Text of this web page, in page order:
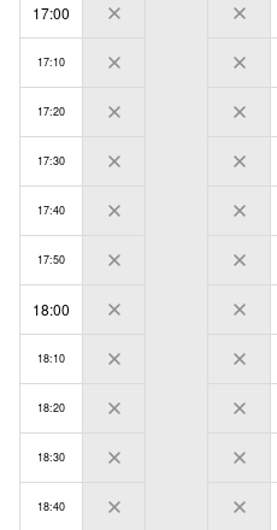
17:00
17:10
17:20
17:30
17:40
17:50
18:00
18:10
18:20
18:30
18:40